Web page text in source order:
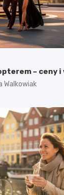
– ceny
Walkowiak